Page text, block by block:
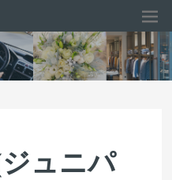
ュニパ